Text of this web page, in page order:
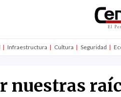
Infraestructura Cultura Seguridad
nuestras